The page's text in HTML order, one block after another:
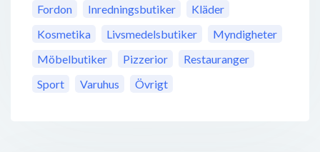
Fordon
Inredningsbutiker
Kläder
Kosmetika
Livsmedelsbutiker
Myndigheter
Möbelbutiker
Pizzerior
Restauranger
Sport
Varuhus Övrigt